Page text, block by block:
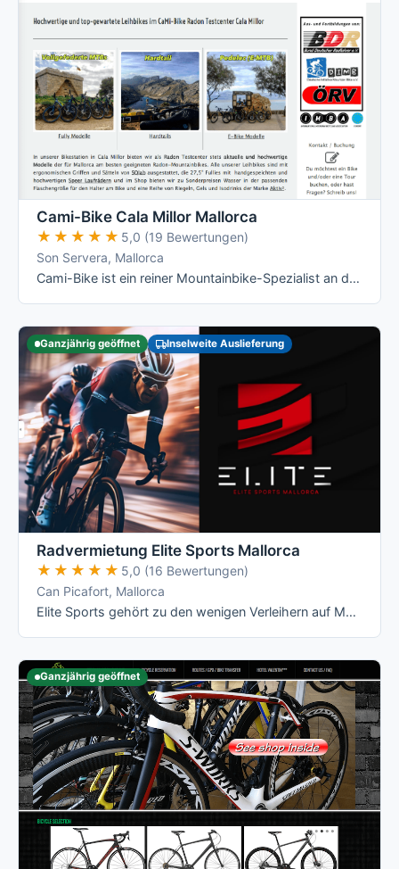
Cami-Bike Cala Millor Mallorca
★★★★★
★★★★★ 5,0 (19 Bewertungen)
Son Servera, Mallorca
Cami-Bike ist ein reiner Mountainbike-Spezialist an der Ostküste: Hardtail, Fully und die jeweiligen E-Varianten von Merida, dazu geführte …
Ganzjährig geöffnet Inselweite Auslieferung
Radvermietung Elite Sports Mallorca
★★★★★
★★★★★ 5,0 (16 Bewertungen)
Can Picafort, Mallorca
Elite Sports gehört zu den wenigen Verleihern auf Mallorca mit echten All-Inclusive-Preisen: Versicherung, Radanpassung, Zubehör und …
Ganzjährig geöffnet